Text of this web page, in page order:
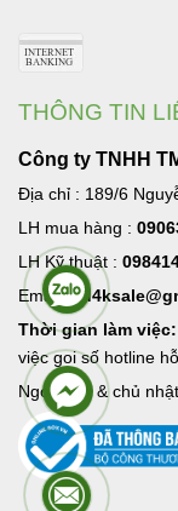
THÔNG TIN
Công ty TNHH
Địa chỉ : 189/6
LH mua hàng :
LH Kỹ thuật :
Email:
Thời gian làm
việc goi số hotline
Ngoài giờ & chủ